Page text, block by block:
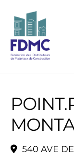
content
540 AVE